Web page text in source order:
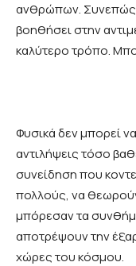
ανθρώπων. Συνεπώς
βοηθήσει στην
καλύτερο τρόπο.
Φυσικά δεν μπορεί
αντιλήψεις τόσο
συνείδηση που
πολλούς, να
μπόρεσαν τα
αποτρέψουν την
χώρες του κόσμου.